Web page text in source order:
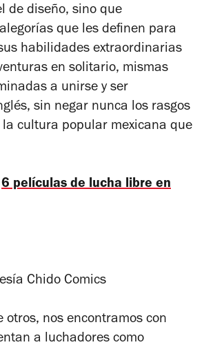
de diseño, sino que
que les definen para
habilidades extraordinarias
en solitario, mismas
a unirse y ser
sin negar nunca los rasgos
la cultura popular mexicana que
6 películas de lucha libre en
Chido Comics
otros, nos encontramos con
a luchadores como